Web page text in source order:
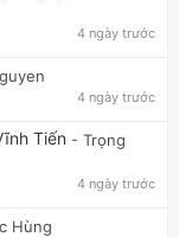
4 ngày trước
4 ngày trước
Tiến - Trọng
4 ngày trước
Hùng